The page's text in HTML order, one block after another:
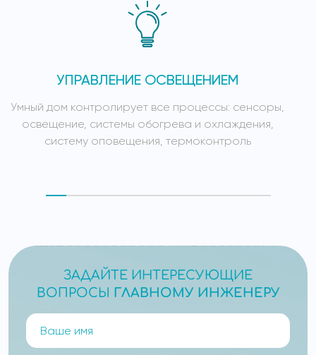
УПРАВЛЕНИЕ ОСВЕЩЕНИЕМ
Умный дом контролирует все процессы: сенсоры,
освещение, системы обогрева и охлаждения,
систему оповещения, термоконтроль
ЗАДАЙТЕ ИНТЕРЕСУЮЩИЕ
ВОПРОСЫ ГЛАВНОМУ ИНЖЕНЕРУ